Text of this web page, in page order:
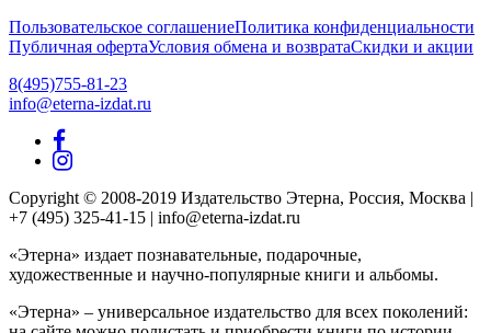
Пользовательское соглашениеПолитика конфиденциальности
Публичная офертаУсловия обмена и возвратаСкидки и акции
8(495)755-81-23
info@eterna-izdat.ru
Copyright © 2008-2019 Издательство Этерна, Россия, Москва |
+7 (495) 325-41-15 | info@eterna-izdat.ru
«Этерна» издает познавательные, подарочные,
художественные и научно-популярные книги и альбомы.
«Этерна» – универсальное издательство для всех поколений: